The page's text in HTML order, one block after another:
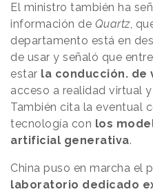
El ministro también ha
información de Quartz,
departamento está en
de usar y señaló que
estar la conducción. de
acceso a realidad virtual
También cita la eventual
tecnología con los
artificial generativa.
China puso en marcha el
laboratorio dedicado